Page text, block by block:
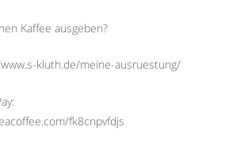
Kaffee ausgeben?
kluth.de/meine-ausruestung/
fk8cnpvfdjs